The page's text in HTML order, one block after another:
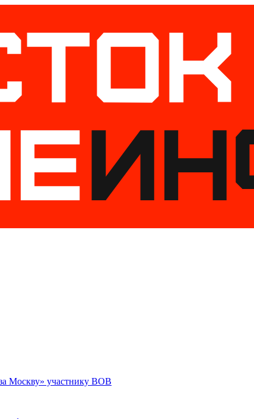
Москву» участнику ВОВ